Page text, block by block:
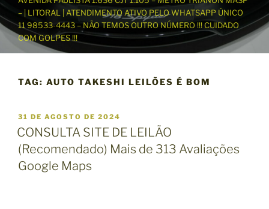
ú
d
– | LITORAL | ATENDIMENTO ATIVO PELO WHATSAPP ÚNICO
11 98533-4443 – NÃO TEMOS OUTRO NÚMERO !!! CUIDADO
COM GOLPES !!!
TAG: AUTO TAKESHI LEILÕES É BOM
P
U
B
L
I
C
31 DE AGOSTO DE 2024
CONSULTA SITE DE LEILÃO
(Recomendado) Mais de 313 Avaliações
Google Maps